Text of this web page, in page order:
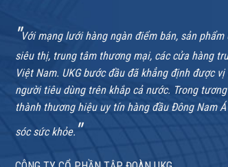
"Với mạng lưới hàng ngàn điểm bán, sản
siêu thị, trung tâm thương mại, các cửa hàng
Việt Nam. UKG bước đầu đã khẳng định được
người tiêu dùng trên khắp cả nước. Trong
thành thương hiệu uy tín hàng đầu Đông Nam
sóc sức khỏe. "